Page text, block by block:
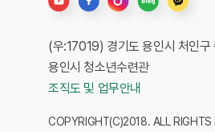
(우:17019) 경기도 용인시 처인
용인시 청소년수련관
조직도 및 업무안내
COPYRIGHT(C)2018. ALL RIGHTS